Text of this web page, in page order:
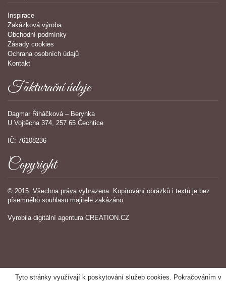
Tyto stránky využívají k poskytování služeb cookies. Pokračováním v
Inspirace
Zakázková výroba
Obchodní podmínky
Zásady cookies
Ochrana osobních údajů
Kontakt
Fakturační údaje
Dagmar Řiháčková – Berynka
U Vojtěcha 374, 257 65 Čechtice
IČ: 76108236
Copyright
© 2015. Všechna práva vyhrazena. Kopírování obrázků i textů je bez
písemného souhlasu majitele zakázáno.
Vyrobila digitální agentura CREATION.CZ